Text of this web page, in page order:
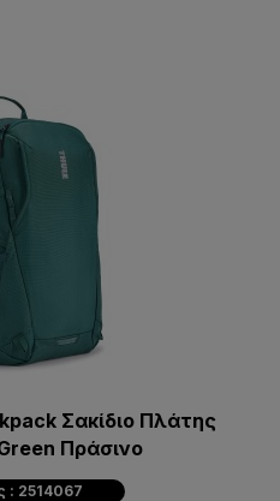
Σακίδιο Πλάτης
Πράσινο
: 2514067